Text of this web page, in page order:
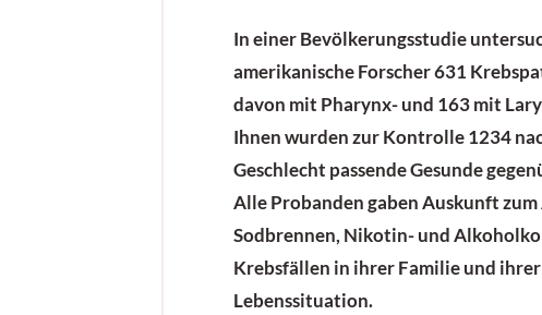
In einer Bevölkerungsstudie
amerikanische Forscher 631
davon mit Pharynx- und 163 mit
Ihnen wurden zur Kontrolle 1234
Geschlecht passende Gesunde
Alle Probanden gaben Auskunft
Sodbrennen, Nikotin- und
Krebsfällen in ihrer Familie und
Lebenssituation.